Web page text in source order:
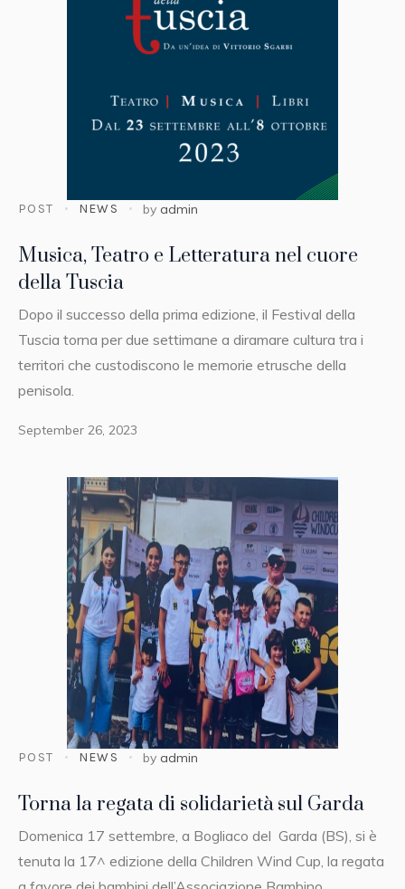
POST NEWS by admin
Musica, Teatro e Letteratura nel cuore
della Tuscia
Dopo il successo della prima edizione, il Festival della
Tuscia torna per due settimane a diramare cultura tra i
territori che custodiscono le memorie etrusche della
penisola.
September 26, 2023
POST NEWS by admin
Torna la regata di solidarietà sul Garda
Domenica 17 settembre, a Bogliaco del Garda (BS), si è
tenuta la 17^ edizione della Children Wind Cup, la regata